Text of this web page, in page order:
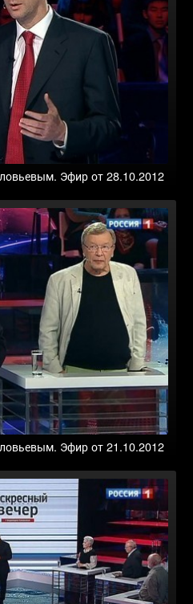
Эфир от 28.10.2012
Эфир от 21.10.2012